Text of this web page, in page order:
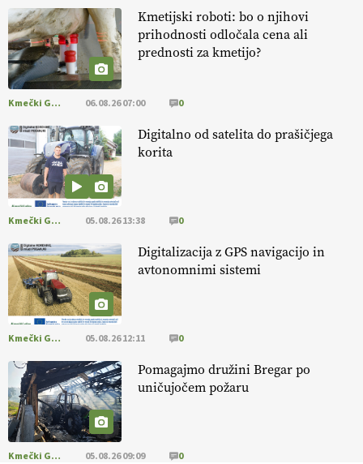
EKOloško = logično: ekološka kmetija
HOMAR
EKOloško = logično: VLOG Ekološko
kmetijstvo brez škropljenja?
EKOloško = logično: ekološka kmetija
ALTENBAHER
EKOloško = logično: ekološko oljarstvo
MORGAN
EKOloško = logično: ekološka kmetija
FREŠER
KMETIJSKA LIGA PRVAKOV: POMLADITEV
KMETIJSKE EKIPE
KMETIJSKA LIGA PRVAKOV: UKRAJINA vs.
EVROPA
Kmetijski roboti: bo o njihovi
prihodnosti odločala cena ali
prednosti za kmetijo?
Kmečki Glas 06.08.26 07:00 0
Digitalno od satelita do prašičjega
korita
Kmečki Glas 05.08.26 13:38 0
Digitalizacija z GPS navigacijo in
avtonomnimi sistemi
Kmečki Glas 05.08.26 12:11 0
Pomagajmo družini Bregar po
uničujočem požaru
Kmečki Glas 05.08.26 09:09 0